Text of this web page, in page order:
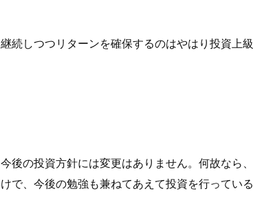
続しつつリターンを確保するのはやはり投資上級
後の投資方針には変更はありません。何故なら、
で、今後の勉強も兼ねてあえて投資を行っている